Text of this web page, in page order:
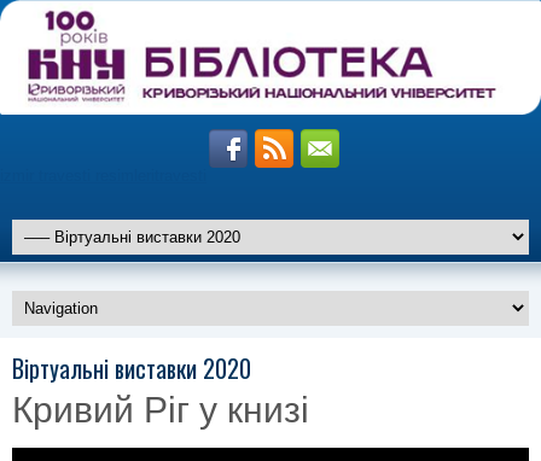
travesti
marmaris
travesti
istanbul
travesti
Віртуальні виставки 2020
Кривий Ріг у книзі